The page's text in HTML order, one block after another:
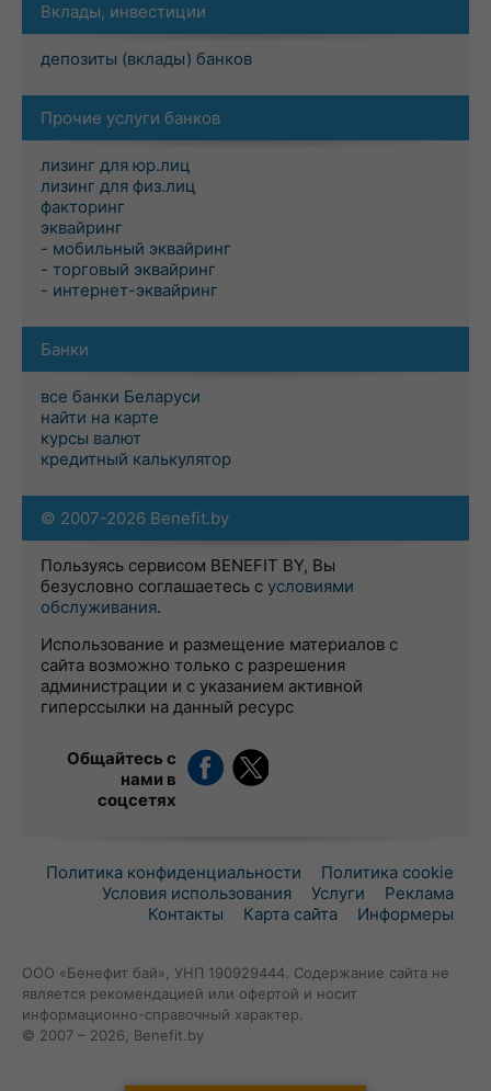
Вклады, инвестиции
депозиты (вклады) банков
Прочие услуги банков
лизинг для юр.лиц
лизинг для физ.лиц
факторинг
эквайринг
- мобильный эквайринг
- торговый эквайринг
- интернет-эквайринг
Банки
все банки Беларуси
найти на карте
курсы валют
кредитный калькулятор
© 2007-2026 Benefit.by
Пользуясь сервисом BENEFIT BY, Вы
безусловно соглашаетесь с условиями
обслуживания.
Использование и размещение материалов с
сайта возможно только с разрешения
администрации и с указанием активной
гиперссылки на данный ресурс
Общайтесь с
нами в
соцсетях
Политика конфиденциальности
Политика cookie
Условия использования
Услуги
Реклама
Контакты
Карта сайта Информеры
ООО «Бенефит бай», УНП 190929444. Содержание сайта не
является рекомендацией или офертой и носит
информационно-справочный характер.
© 2007 – 2026, Benefit.by